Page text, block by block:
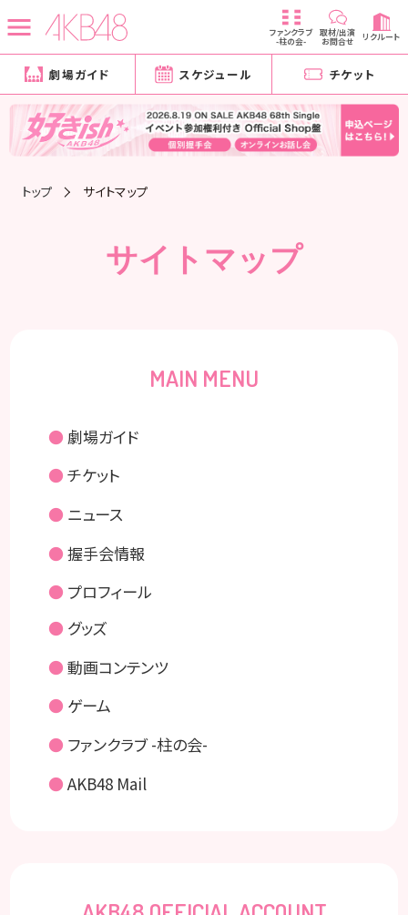
ファンクラブ
-柱の会-
取材/出演
お問合せ リクルート
劇場ガイド スケジュール チケット
トップ サイトマップ
サイトマップ
MAIN MENU
● 劇場ガイド
● チケット
● ニュース
● 握手会情報
● プロフィール
● グッズ
● 動画コンテンツ
● ゲーム
● ファンクラブ -柱の会-
● AKB48 Mail